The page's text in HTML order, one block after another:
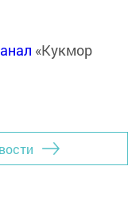
«Кукмор